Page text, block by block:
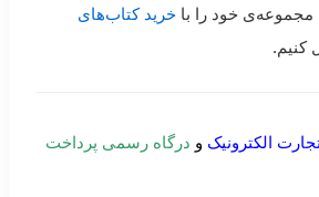
مجموعه‌ی خود را با خرید کتاب‌های
کنیم.
الکترونیک و درگاه رسمی پرداخت